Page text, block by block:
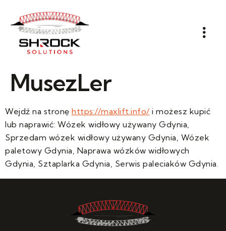
MusezLer
Wejdź na stronę https://maxlift.info/i możesz kupić
lub naprawić: Wózek widłowy używany Gdynia,
Sprzedam wózek widłowy używany Gdynia, Wózek
paletowy Gdynia, Naprawa wózków widłowych
Gdynia, Sztaplarka Gdynia, Serwis paleciaków Gdynia.